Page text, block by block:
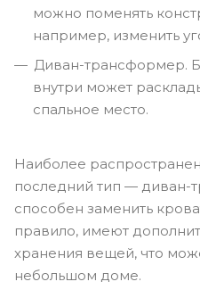
можно поменять
например, изменить
Диван-трансформер.
внутри может
спальное место.
Наиболее
последний тип — диван-
способен заменить
правило, имеют
хранения вещей, что
небольшом доме.